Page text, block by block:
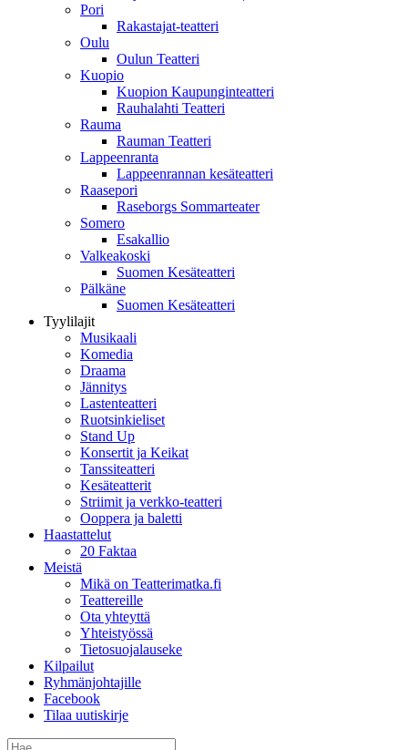
Pori
Rakastajat-teatteri
Oulu
Oulun Teatteri
Kuopio
Kuopion Kaupunginteatteri
Rauhalahti Teatteri
Rauma
Rauman Teatteri
Lappeenranta
Lappeenrannan kesäteatteri
Raasepori
Raseborgs Sommarteater
Somero
Esakallio
Valkeakoski
Suomen Kesäteatteri
Pälkäne
Suomen Kesäteatteri
Tyylilajit
Musikaali
Komedia
Draama
Jännitys
Lastenteatteri
Ruotsinkieliset
Stand Up
Konsertit ja Keikat
Tanssiteatteri
Kesäteatterit
Striimit ja verkko-teatteri
Ooppera ja baletti
Haastattelut
20 Faktaa
Meistä
Mikä on Teatterimatka.fi
Teattereille
Ota yhteyttä
Yhteistyössä
Tietosuojalauseke
Kilpailut
Ryhmänjohtajille
Facebook
Tilaa uutiskirje
Etsi